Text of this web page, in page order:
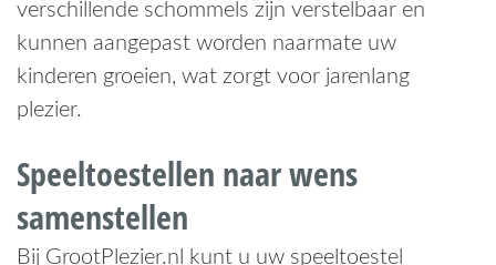
verschillende schommels zijn verstelbaar en
kunnen aangepast worden naarmate uw
kinderen groeien, wat zorgt voor jarenlang
plezier.
Speeltoestellen naar wens
samenstellen
Bij GrootPlezier.nl kunt u uw speeltoestel